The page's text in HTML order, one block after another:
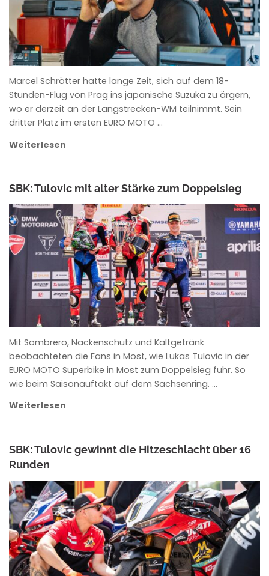
Marcel Schrötter hatte lange Zeit, sich auf dem 18-
Stunden-Flug von Prag ins japanische Suzuka zu ärgern,
wo er derzeit an der Langstrecken-WM teilnimmt. Sein
dritter Platz im ersten EURO MOTO …
Weiterlesen
SBK: Tulovic mit alter Stärke zum Doppelsieg
ANKE WIECZOREK
Mit Sombrero, Nackenschutz und Kaltgetränk
beobachteten die Fans in Most, wie Lukas Tulovic in der
EURO MOTO Superbike in Most zum Doppelsieg fuhr. So
wie beim Saisonauftakt auf dem Sachsenring. …
Weiterlesen
SBK: Tulovic gewinnt die Hitzeschlacht über 16
Runden
ANKE WIECZOREK